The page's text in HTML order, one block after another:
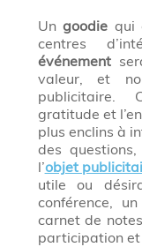
Ungoodie qui
centres
événement
valeur, et
publicitaire.
gratitude et
plus enclins à
des
l’objet
utile ou
conférence,
carnet de
participation et